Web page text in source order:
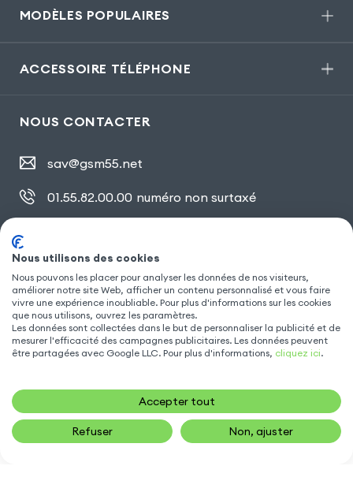
€ AJOUTER AU PANIER
MODÈLES POPULAIRES
ACCESSOIRE TÉLÉPHONE
NOUS CONTACTER
sav@gsm55.net
01.55.82.00.00 numéro non surtaxé
SUIVEZ NOUS
Nous utilisons des cookies
Nous pouvons les placer pour analyser les données de nos visiteurs,
améliorer notre site Web, afficher un contenu personnalisé et vous faire
vivre une expérience inoubliable. Pour plus d'informations sur les cookies
que nous utilisons, ouvrez les paramètres.
Les données sont collectées dans le but de personnaliser la publicité et de
mesurer l'efficacité des campagnes publicitaires. Les données peuvent
être partagées avec Google LLC. Pour plus d'informations, cliquez ici.
Accepter tout
Refuser Non, ajuster